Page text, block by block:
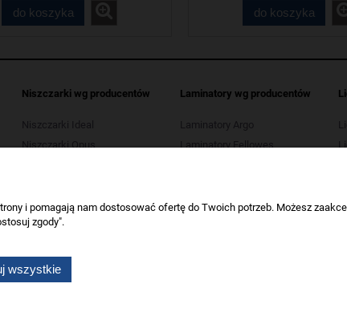
do koszyka do koszyka
Niszczarki wg producentów
Niszczarki Ideal
Niszczarki Opus
Niszczarki Tarnator
Niszczarki Wallner
Laminatory wg producentów
Laminatory Argo
Laminatory Fellowes
Laminatory Wallner
i pomagają nam dostosować ofertę do Twoich potrzeb. Możesz
zgody".
wszystkie